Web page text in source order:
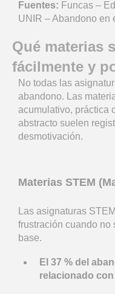
Fuentes: Funcas –
UNIR – Abandono en
Qué materias
fácilmente y
No todas las
abandono. Las
acumulativo, práctica
abstracto suelen
desmotivación.
Materias STEM
Las asignaturas
frustración cuando no
base.
El 37 % del
relacionado